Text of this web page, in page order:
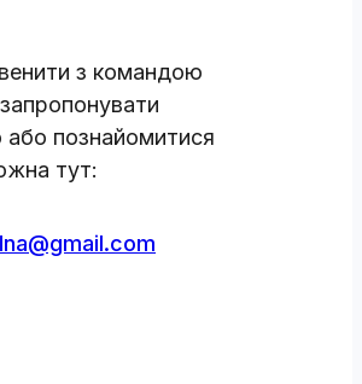
з командою
або познайомитися
тут: